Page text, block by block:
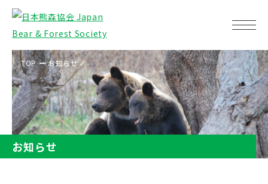
TOP お知らせ
お知らせ